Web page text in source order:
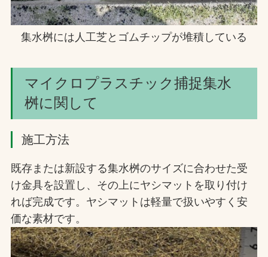
集水桝には人工芝とゴムチップが堆積している
マイクロプラスチック捕捉集水
桝に関して
施工方法
既存または新設する集水桝のサイズに合わせた受
け金具を設置し、その上にヤシマットを取り付け
れば完成です。ヤシマットは軽量で扱いやすく安
価な素材です。